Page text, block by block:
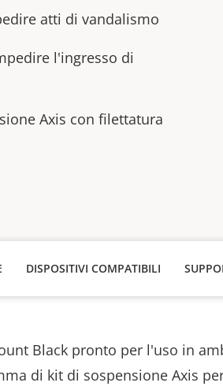
atti di vandalismo
l'ingresso di
Axis con filettatura
DISPOSITIVI COMPATIBILI
Black pronto per l'uso in
di kit di sospensione Axis